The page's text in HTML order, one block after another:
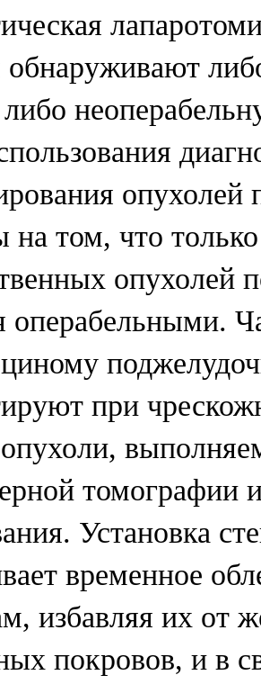
на том, что
опухолей
операбельными.
при
томографии
Установка
временное
избавляя их от
покровов, и в